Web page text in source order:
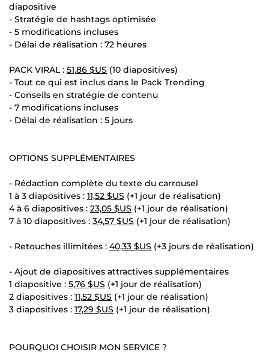
diapositive
- Stratégie de hashtags optimisée
- 5 modifications incluses
- Délai de réalisation : 72 heures
PACK VIRAL : 51,86 $US (10 diapositives)
- Tout ce qui est inclus dans le Pack Trending
- Conseils en stratégie de contenu
- 7 modifications incluses
- Délai de réalisation : 5 jours
OPTIONS SUPPLÉMENTAIRES
- Rédaction complète du texte du carrousel
1 à 3 diapositives : 11,52 $US (+1 jour de réalisation)
4 à 6 diapositives : 23,05 $US (+1 jour de réalisation)
7 à 10 diapositives : 34,57 $US (+1 jour de réalisation)
- Retouches illimitées : 40,33 $US (+3 jours de réalisation)
- Ajout de diapositives attractives supplémentaires
1 diapositive : 5,76 $US (+1 jour de réalisation)
2 diapositives : 11,52 $US (+1 jour de réalisation)
3 diapositives : 17,29 $US (+1 jour de réalisation)
POURQUOI CHOISIR MON SERVICE ?